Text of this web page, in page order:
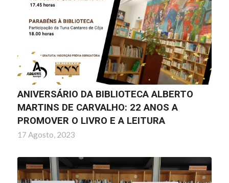
ANIVERSÁRIO DA BIBLIOTECA ALBERTO
MARTINS DE CARVALHO: 22 ANOS A
PROMOVER O LIVRO E A LEITURA
17 Agosto, 2023